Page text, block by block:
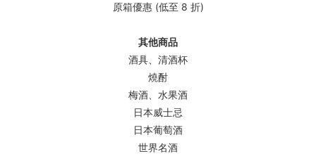
原箱優惠 (低至 8 折)
其他商品
酒具、清酒杯
燒酎
梅酒、水果酒
日本威士忌
日本葡萄酒
世界名酒